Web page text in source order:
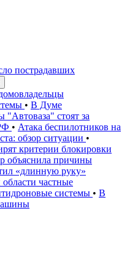
пострадавших
• В Думе
"Автоваза" стоят за
• Атака беспилотников на
обзор ситуации •
критерии блокировки
объяснила причины
«длинную руку»
частные
системы • В